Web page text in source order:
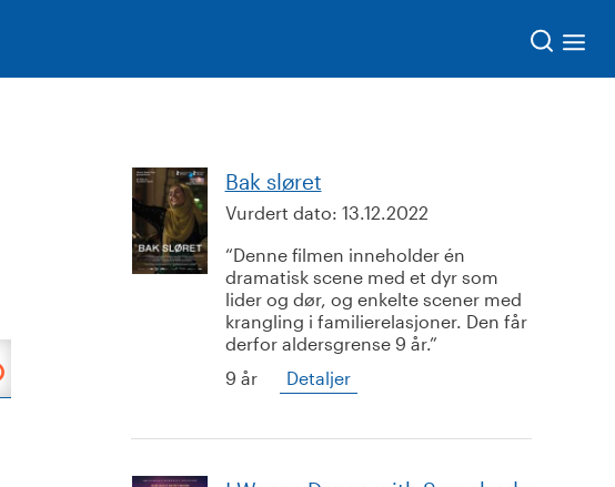
Bak sløret
Vurdert dato: 13.12.2022
Denne filmen inneholder én
dramatisk scene med et dyr som
lider og dør, og enkelte scener med
krangling i familierelasjoner. Den får
derfor aldersgrense 9 år.
9 år
Detaljer